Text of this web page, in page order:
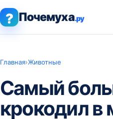
? Почемуха.ру
Главная›Животные
Самый
крокодил в